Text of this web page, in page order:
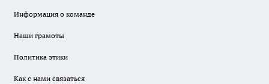
Информация о команде
Наши грамоты
Политика этики
Как с нами связаться